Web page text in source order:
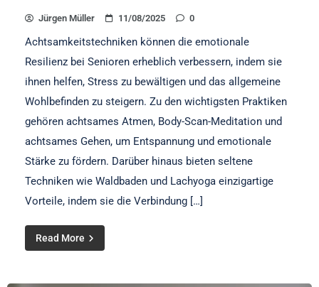
Jürgen Müller 11/08/2025 0
Achtsamkeitstechniken können die emotionale
Resilienz bei Senioren erheblich verbessern, indem sie
ihnen helfen, Stress zu bewältigen und das allgemeine
Wohlbefinden zu steigern. Zu den wichtigsten Praktiken
gehören achtsames Atmen, Body-Scan-Meditation und
achtsames Gehen, um Entspannung und emotionale
Stärke zu fördern. Darüber hinaus bieten seltene
Techniken wie Waldbaden und Lachyoga einzigartige
Vorteile, indem sie die Verbindung […]
Read More